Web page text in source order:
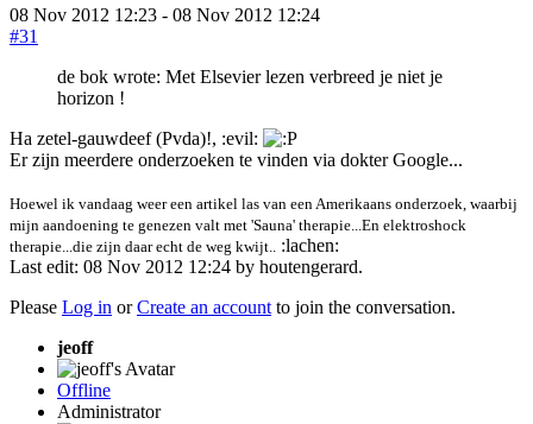
08 Nov 2012 12:23 - 08 Nov 2012 12:24
#31
de bok wrote: Met Elsevier lezen verbreed je niet je
horizon !
Ha zetel-gauwdeef (Pvda)!, :evil:
Er zijn meerdere onderzoeken te vinden via dokter Google...
Hoewel ik vandaag weer een artikel las van een Amerikaans onderzoek, waarbij
mijn aandoening te genezen valt met 'Sauna' therapie...En elektroshock
therapie...die zijn daar echt de weg kwijt.. :lachen:
Last edit: 08 Nov 2012 12:24 by houtengerard.
Please Log in orCreate an account to join the conversation.
jeoff
Offline
Administrator